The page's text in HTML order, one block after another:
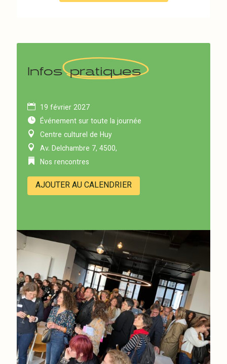
Infos pratiques
19 février 2027
Événement sur toute la journée
Centre culturel de Huy
Av. Delchambre 7, 4500,
Nos rencontres
AJOUTER AU CALENDRIER